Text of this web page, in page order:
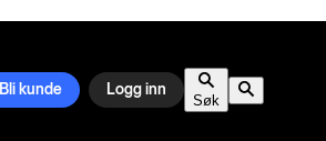
Bli kunde Logg inn
Søk